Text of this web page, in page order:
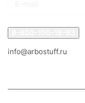
info@arbostuff.ru